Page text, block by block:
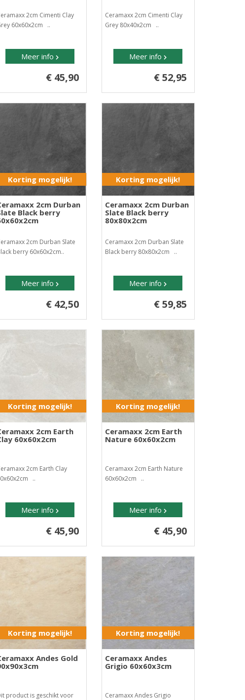
2cm Cimenti Clay
60x60x2cm ..
Meer info
€ 45,90
Ceramaxx 2cm Cimenti Clay
Grey 80x40x2cm ..
Meer info
€ 52,95
Korting mogelijk!
2cm Durban
Black berry
2cm Durban Slate
berry 60x60x2cm..
Meer info
€ 42,50
Korting mogelijk!
Ceramaxx 2cm Durban
Slate Black berry
80x80x2cm
Ceramaxx 2cm Durban Slate
Black berry 80x80x2cm ..
Meer info
€ 59,85
Korting mogelijk!
2cm Earth
60x60x2cm
2cm Earth Clay
..
Meer info
€ 45,90
Korting mogelijk!
Ceramaxx 2cm Earth
Nature 60x60x2cm
Ceramaxx 2cm Earth Nature
60x60x2cm ..
Meer info
€ 45,90
Korting mogelijk!
Andes Gold
product is geschikt voor
Korting mogelijk!
Ceramaxx Andes
Grigio 60x60x3cm
Ceramaxx Andes Grigio